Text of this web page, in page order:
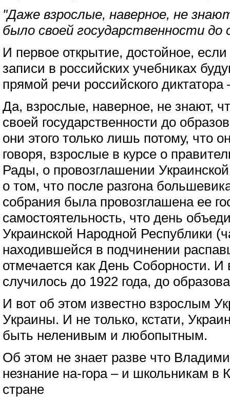
"Даже взрослые, наверное, не
было своей государственности
И первое открытие, достойное,
записи в российских учебниках
прямой речи российского
Да, взрослые, наверное, не знают,
своей государственности до
они этого только лишь потому, что
говоря, взрослые в курсе о
Рады, о провозглашении
о том, что после разгона
собрания была провозглашена ее
самостоятельность, что день
Украинской Народной Республики
находившейся в подчинении
отмечается как День Соборности. И
случилось до 1922 года, до
И вот об этом известно взрослым
Украины. И не только, кстати,
быть неленивым и любопытным.
Об этом не знает разве что
незнание на-гора – и школьникам в
стране